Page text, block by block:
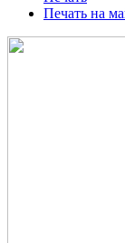
Печать на